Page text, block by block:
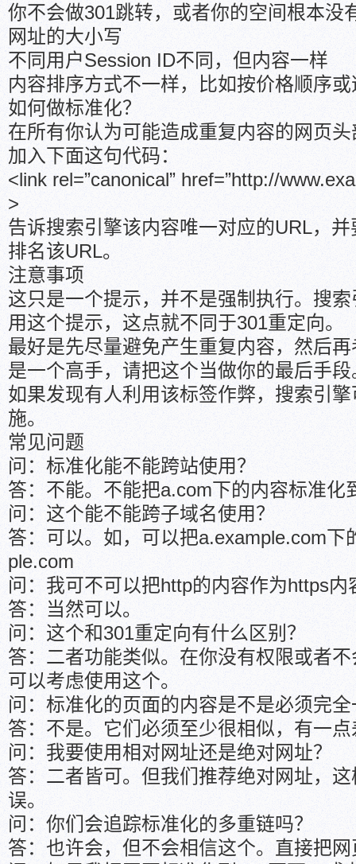
你不会做301跳转，或者你的空间根本没
网址的大小写
不同用户Session ID不同，但内容一样
内容排序方式不一样，比如按价格顺序
如何做标准化？
在所有你认为可能造成重复内容的网页
加入下面这句代码：
<link rel=”canonical” href=”http://
>
告诉搜索引擎该内容唯一对应的URL，
排名该URL。
注意事项
这只是一个提示，并不是强制执行。搜
用这个提示，这点就不同于301重定向。
最好是先尽量避免产生重复内容，然后
是一个高手，请把这个当做你的最后手段
如果发现有人利用该标签作弊，搜索引
施。
常见问题
问：标准化能不能跨站使用？
答：不能。不能把a.com下的内容标准化
问：这个能不能跨子域名使用？
答：可以。如，可以把a.example.com下
ple.com
问：我可不可以把http的内容作为https内
答：当然可以。
问：这个和301重定向有什么区别？
答：二者功能类似。在你没有权限或者
可以考虑使用这个。
问：标准化的页面的内容是不是必须完
答：不是。它们必须至少很相似，有一
问：我要使用相对网址还是绝对网址？
答：二者皆可。但我们推荐绝对网址，
误。
问：你们会追踪标准化的多重链吗？
答：也许会，但不会相信这个。直接把